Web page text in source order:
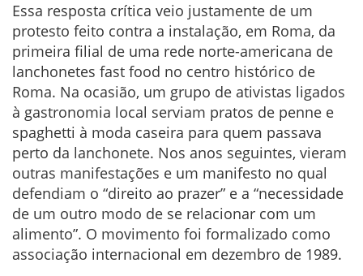
Essa resposta crítica veio justamente de um
protesto feito contra a instalação, em Roma, da
primeira filial de uma rede norte-americana de
lanchonetes fast food no centro histórico de
Roma. Na ocasião, um grupo de ativistas ligados
à gastronomia local serviam pratos de penne e
spaghetti à moda caseira para quem passava
perto da lanchonete. Nos anos seguintes, vieram
outras manifestações e um manifesto no qual
defendiam o “direito ao prazer” e a “necessidade
de um outro modo de se relacionar com um
alimento”. O movimento foi formalizado como
associação internacional em dezembro de 1989.